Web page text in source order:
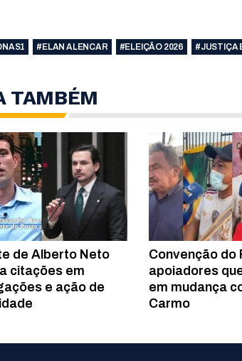
#ELAN ALENCAR #ELEIÇÃO 2026 #JUSTIÇA
TAMBÉM
de Alberto Neto
citações em
e ação de
Convenção do
apoiadores
em mudança
Carmo